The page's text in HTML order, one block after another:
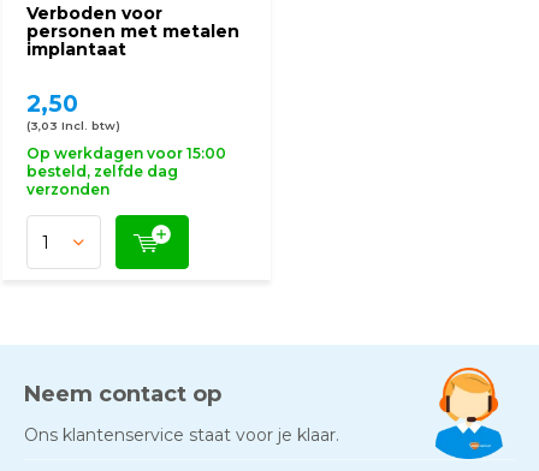
Verboden voor
personen met metalen
implantaat
2,50
(3,03 Incl. btw)
Op werkdagen voor 15:00
besteld, zelfde dag
verzonden
Neem contact op
Ons klantenservice staat voor je klaar.